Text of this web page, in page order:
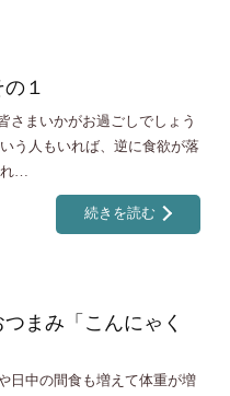
１
さまいかがお過ごしでしょう
う人もいれば、逆に食欲が落
…
続きを読む
まみ「こんにゃく
日中の間食も増えて体重が増